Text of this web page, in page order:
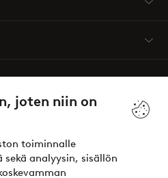
joten niin on
toiminnalle
analyysin, sisällön